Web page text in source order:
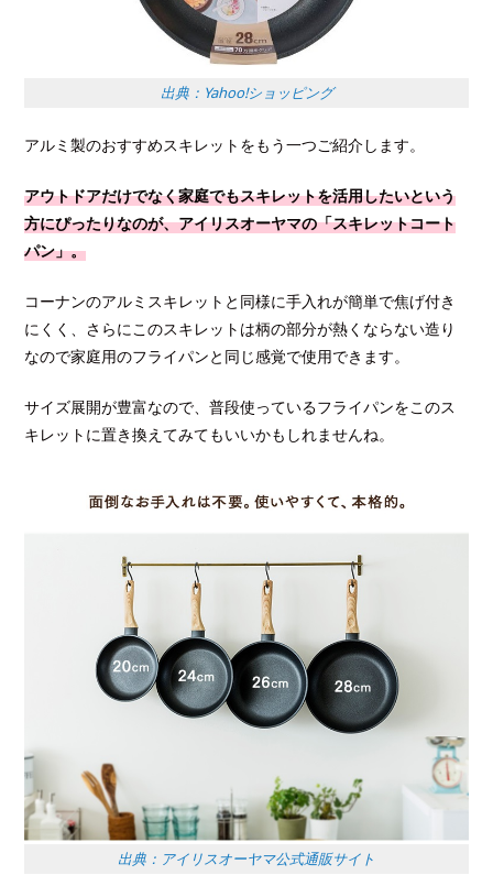
出典：Yahoo!ショッピング
アルミ製のおすすめスキレットをもう一つご紹介します。
アウトドアだけでなく家庭でもスキレットを活用したいという
方にぴったりなのが、アイリスオーヤマの「スキレットコート
パン」。
コーナンのアルミスキレットと同様に手入れが簡単で焦げ付き
にくく、さらにこのスキレットは柄の部分が熱くならない造り
なので家庭用のフライパンと同じ感覚で使用できます。
サイズ展開が豊富なので、普段使っているフライパンをこのス
キレットに置き換えてみてもいいかもしれませんね。
出典：アイリスオーヤマ公式通販サイト